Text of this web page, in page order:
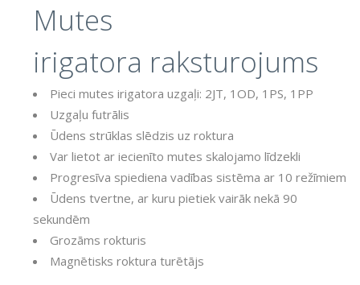
Mutes
irigatora raksturojums
Pieci mutes irigatora uzgaļi: 2JT, 1OD, 1PS, 1PP
Uzgaļu futrālis
Ūdens strūklas slēdzis uz roktura
Var lietot ar iecienīto mutes skalojamo līdzekli
Progresīva spiediena vadības sistēma ar 10 režīmiem
Ūdens tvertne, ar kuru pietiek vairāk nekā 90
sekundēm
Grozāms rokturis
Magnētisks roktura turētājs